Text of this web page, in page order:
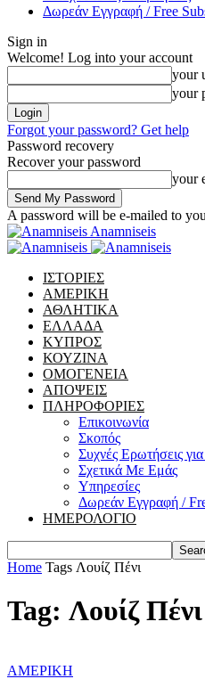
Δωρεάν Εγγραφή / Free
Sign in
Welcome! Log into your account
your
your
Forgot your password? Get help
Password recovery
Recover your password
your
A password will be e-mailed to
Anamniseis
ΙΣΤΟΡΙΕΣ
ΑΜΕΡΙΚΗ
ΑΘΛΗΤΙΚΑ
ΕΛΛΑΔΑ
ΚΥΠΡΟΣ
ΚΟΥΖΙΝΑ
ΟΜΟΓΕΝΕΙΑ
ΑΠΟΨΕΙΣ
ΠΛΗΡΟΦΟΡΙΕΣ
Επικοινωνία
Σκοπός
Συχνές Ερωτήσεις
Σχετικά Με Εμάς
Υπηρεσίες
Δωρεάν Εγγραφή /
ΗΜΕΡΟΛΟΓΙΟ
Home Tags Λουίζ Πένι
Tag: Λουίζ Πένι
ΑΜΕΡΙΚΗ